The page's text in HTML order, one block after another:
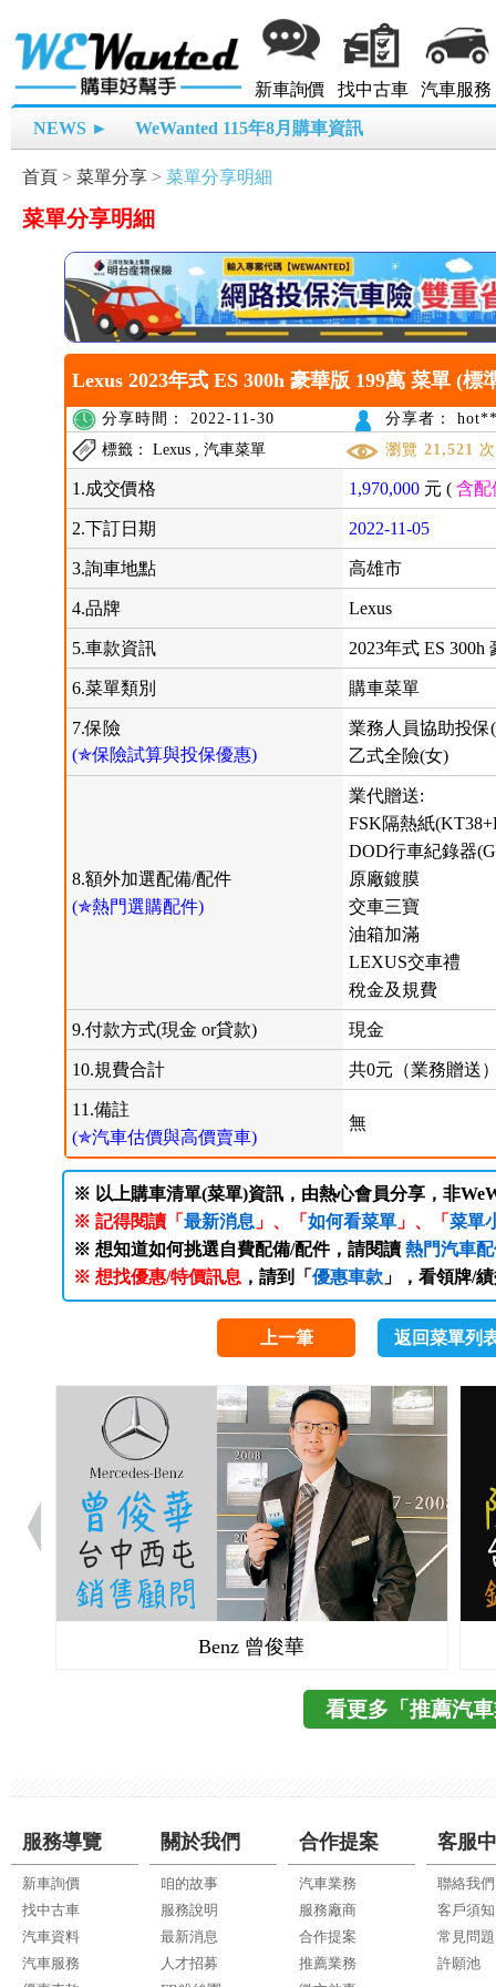
新車詢價 找中古車 汽車服務
NEWS ► WeWanted 115年8月購車資訊
首頁 > 菜單分享 > 菜單分享明細
菜單分享明細
Lexus 2023年式 ES 300h 豪華版 199萬 菜單 (標
分享時間： 2022-11-30
分享者：
標籤： Lexus , 汽車菜單
瀏覽 21,521 次
1.成交價格 1,970,000 元 (含配
2.下訂日期 2022-11-05
3.詢車地點 高雄市
4.品牌 Lexus
5.車款資訊 2023年式 ES 300h
6.菜單類別 購車菜單
7.保險
(✯保險試算與投保優惠)
業務人員協助投保
乙式全險(女)
8.額外加選配備/配件
(✯熱門選購配件)
業代贈送:
FSK隔熱紙
DOD行車紀錄器
原廠鍍膜
交車三寶
油箱加滿
LEXUS交車禮
稅金及規費
9.付款方式(現金 or貸款) 現金
10.規費合計 共0元（業務贈送
11.備註
(✯汽車估價與高價賣車)
無
※ 以上購車清單(菜單)資訊，由熱心會員分享，非
※ 記得閱讀「 最新消息 」、「 如何看菜單」、「 菜單
※ 想知道如何挑選自費配備/配件，請閱讀 熱門汽車
※ 想找優惠/特價訊息 ，請到「 優惠車款」，看領牌/
上一筆 返回菜單列
Benz 曾俊華
看更多「推薦汽
服務導覽
新車詢價
找中古車
汽車資料
汽車服務
關於我們
咱的故事
服務說明
最新消息
人才招募
合作提案
汽車業務
服務廠商
合作提案
推薦業務
客服
聯絡我們
客戶須知
常見問題
許願池